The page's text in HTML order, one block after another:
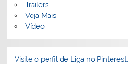
Trailers
Veja Mais
Vídeo
Visite o perfil de Liga no Pinterest.